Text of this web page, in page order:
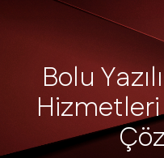
Bolu Yazılı
Hizmetleri
Çöz